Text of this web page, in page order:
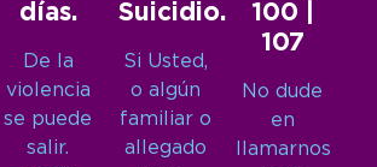
días.
De la
violencia
se puede
salir.
Suicidio.
Si Usted,
o algún
familiar o
allegado
100 |
107
No dude
en
llamarnos